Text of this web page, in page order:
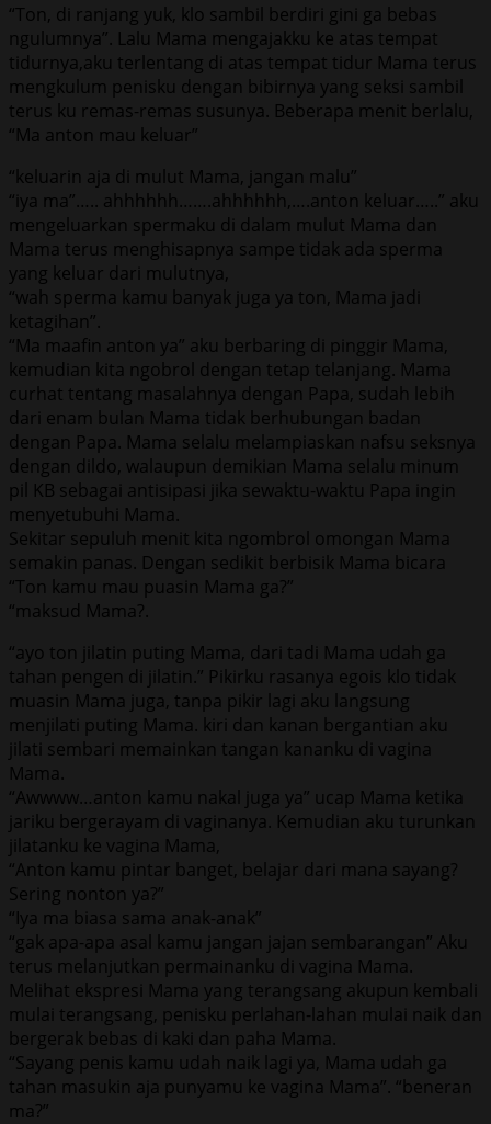
“Ton, di ranjang yuk, klo sambil berdiri gini ga bebas
ngulumnya”. Lalu Mama mengajakku ke atas tempat
tidurnya,aku terlentang di atas tempat tidur Mama terus
mengkulum penisku dengan bibirnya yang seksi sambil
terus ku remas-remas susunya. Beberapa menit berlalu,
“Ma anton mau keluar”
“keluarin aja di mulut Mama, jangan malu”
“iya ma”….. ahhhhhh…….ahhhhhh,….anton keluar…..” aku
mengeluarkan spermaku di dalam mulut Mama dan
Mama terus menghisapnya sampe tidak ada sperma
yang keluar dari mulutnya,
“wah sperma kamu banyak juga ya ton, Mama jadi
ketagihan”.
“Ma maafin anton ya” aku berbaring di pinggir Mama,
kemudian kita ngobrol dengan tetap telanjang. Mama
curhat tentang masalahnya dengan Papa, sudah lebih
dari enam bulan Mama tidak berhubungan badan
dengan Papa. Mama selalu melampiaskan nafsu seksnya
dengan dildo, walaupun demikian Mama selalu minum
pil KB sebagai antisipasi jika sewaktu-waktu Papa ingin
menyetubuhi Mama.
Sekitar sepuluh menit kita ngombrol omongan Mama
semakin panas. Dengan sedikit berbisik Mama bicara
“Ton kamu mau puasin Mama ga?”
“maksud Mama?.
“ayo ton jilatin puting Mama, dari tadi Mama udah ga
tahan pengen di jilatin.” Pikirku rasanya egois klo tidak
muasin Mama juga, tanpa pikir lagi aku langsung
menjilati puting Mama. kiri dan kanan bergantian aku
jilati sembari memainkan tangan kananku di vagina
Mama.
“Awwww…anton kamu nakal juga ya” ucap Mama ketika
jariku bergerayam di vaginanya. Kemudian aku turunkan
jilatanku ke vagina Mama,
“Anton kamu pintar banget, belajar dari mana sayang?
Sering nonton ya?”
“Iya ma biasa sama anak-anak”
“gak apa-apa asal kamu jangan jajan sembarangan” Aku
terus melanjutkan permainanku di vagina Mama.
Melihat ekspresi Mama yang terangsang akupun kembali
mulai terangsang, penisku perlahan-lahan mulai naik dan
bergerak bebas di kaki dan paha Mama.
“Sayang penis kamu udah naik lagi ya, Mama udah ga
tahan masukin aja punyamu ke vagina Mama”. “beneran
ma?”